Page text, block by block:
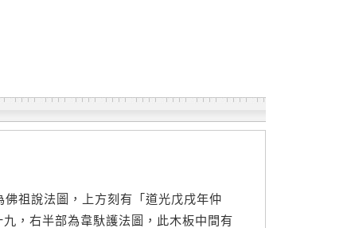
祖說法圖，上方刻有「道光戊戌年仲
，右半部為韋馱護法圖，此木板中間有